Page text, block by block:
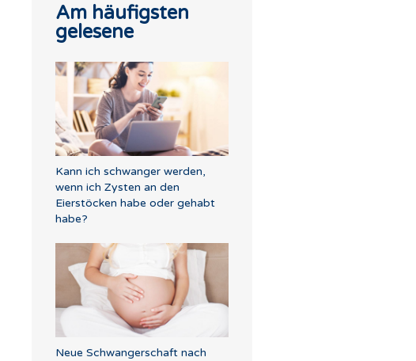
Am häufigsten
gelesene
Kann ich schwanger werden,
wenn ich Zysten an den
Eierstöcken habe oder gehabt
habe?
Neue Schwangerschaft nach